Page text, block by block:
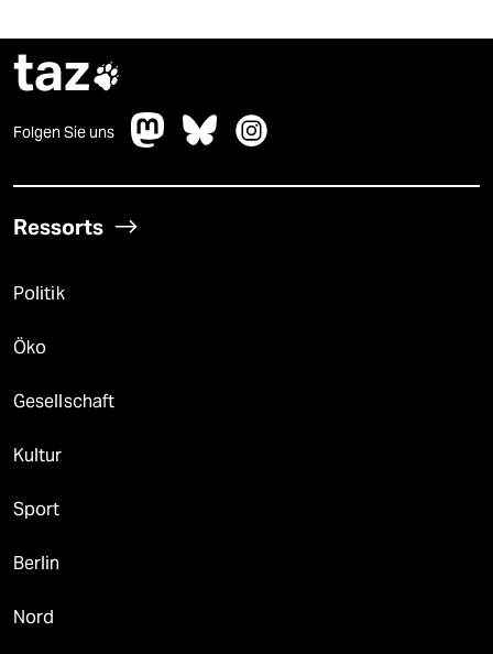
taz
Folgen Sie uns
Ressorts
Politik
Öko
Gesellschaft
Kultur
Sport
Berlin
Nord